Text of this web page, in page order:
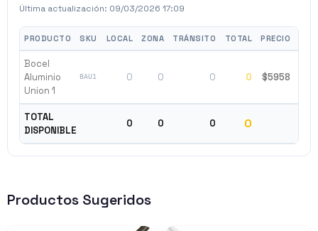
Última actualización: 09/03/2026 17:09
PRODUCTO SKU LOCAL ZONA TRÁNSITO TOTAL PRECIO
Bocel
Aluminio
Union 1
BAU1 0 0 0 0 $5958
TOTAL
DISPONIBLE
0 0 0 0
Productos Sugeridos